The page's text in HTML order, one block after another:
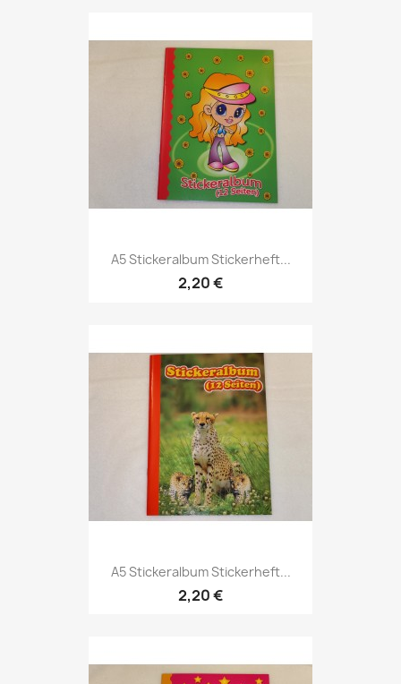
A5 Stickeralbum Stickerheft...
2,20 €
A5 Stickeralbum Stickerheft...
2,20 €